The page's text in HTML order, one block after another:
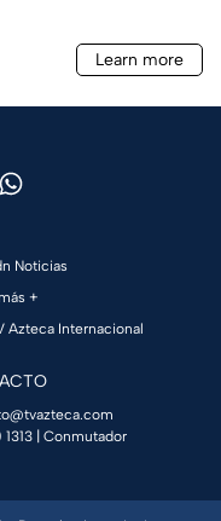
Noticias
+
Azteca Internacional
1313 | Conmutador